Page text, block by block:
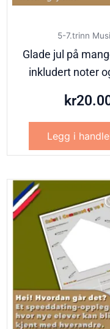
5-7.trinn
Glade jul på
inkludert noter
kr
Legg i